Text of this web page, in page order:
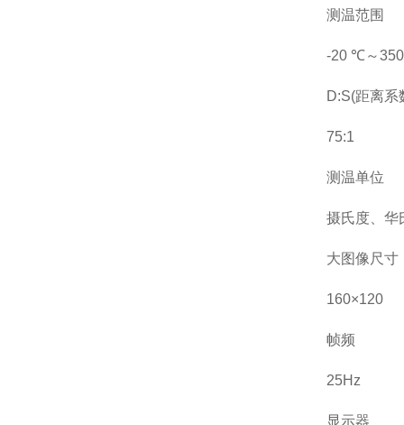
测温范围
-20 ℃～
D:S(距离系
75:1
测温单位
摄氏度、华
大图像尺寸
160×120
帧频
25Hz
显示器